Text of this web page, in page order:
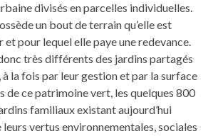
divisés en parcelles individuelles.
un bout de terrain qu’elle est
et pour lequel elle paye une redevance.
très différents des jardins partagés
la fois par leur gestion et par la surface
de ce patrimoine vert, les quelques 800
familiaux existant aujourd’hui
vertus environnementales, sociales